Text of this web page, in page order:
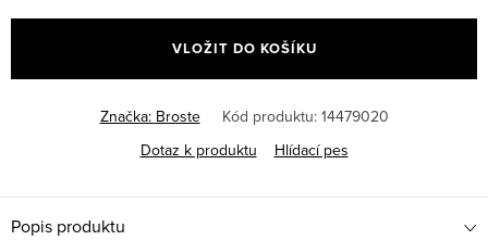
cena:
VLOŽIT DO KOŠÍKU
Značka: Broste Kód produktu: 14479020
Dotaz k produktu
Hlídací pes
Popis produktu